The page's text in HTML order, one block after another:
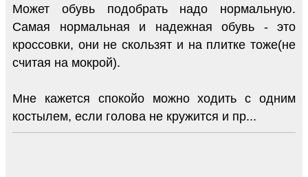
Может обувь подобрать надо нормальную.
Самая нормальная и надежная обувь - это
кроссовки, они не скользят и на плитке тоже(не
считая на мокрой).
Мне кажется спокойо можно ходить с одним
костылем, если голова не кружится и пр...